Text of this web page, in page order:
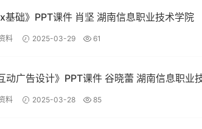
基础》PPT课件 肖坚 湖南信息职业技术学院
料 2025-03-29 61
动广告设计》PPT课件 谷晓蕾 湖南信息职业
料 2025-03-28 85